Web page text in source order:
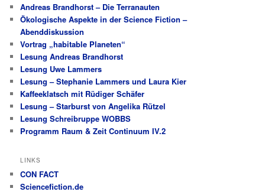
Andreas Brandhorst – Die Terranauten
Ökologische Aspekte in der Science Fiction –
Abenddiskussion
Vortrag „habitable Planeten“
Lesung Andreas Brandhorst
Lesung Uwe Lammers
Lesung – Stephanie Lammers und Laura Kier
Kaffeeklatsch mit Rüdiger Schäfer
Lesung – Starburst von Angelika Rützel
Lesung Schreibruppe WOBBS
Programm Raum & Zeit Continuum IV.2
LINKS
CON FACT
Sciencefiction.de